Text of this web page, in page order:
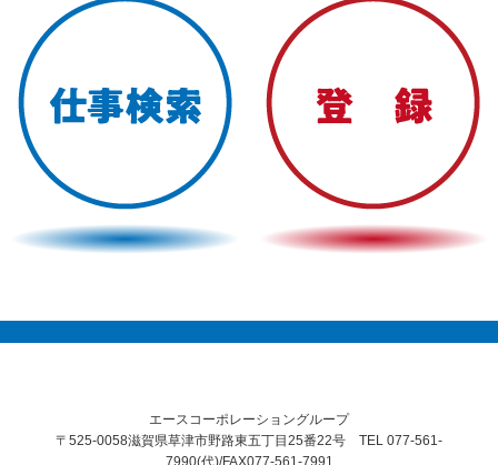
エースコーポレーショングループ
〒525-0058滋賀県草津市野路東五丁目25番22号 TEL 077-561-
7990(代)/FAX077-561-7991